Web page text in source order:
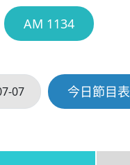
AM 1134
今日節目表